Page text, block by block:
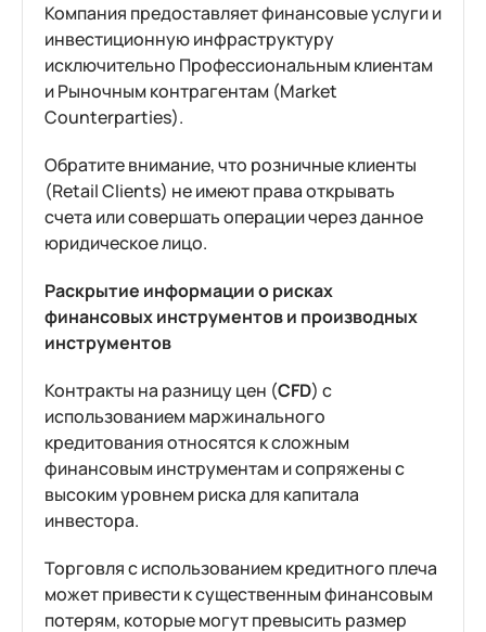
Компания предоставляет финансовые услуги и
инвестиционную инфраструктуру
исключительно Профессиональным клиентам
и Рыночным контрагентам (Market
Counterparties).
Обратите внимание, что розничные клиенты
(Retail Clients) не имеют права открывать
счета или совершать операции через данное
юридическое лицо.
Раскрытие информации о рисках
финансовых инструментов и производных
инструментов
Контракты на разницу цен (CFD) с
использованием маржинального
кредитования относятся к сложным
финансовым инструментам и сопряжены с
высоким уровнем риска для капитала
инвестора.
Торговля с использованием кредитного плеча
может привести к существенным финансовым
потерям, которые могут превысить размер